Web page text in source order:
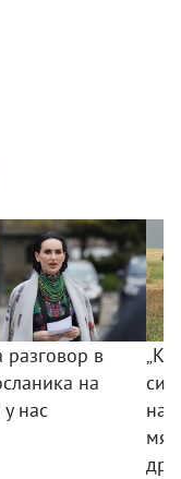
разговор в
на
нас
на